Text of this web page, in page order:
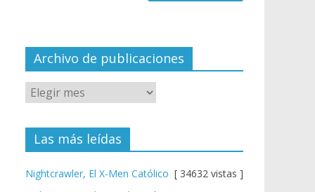
el
Archivo de publicaciones
Las más leídas
Nightcrawler, El X-Men Católico [ 34632 vistas ]